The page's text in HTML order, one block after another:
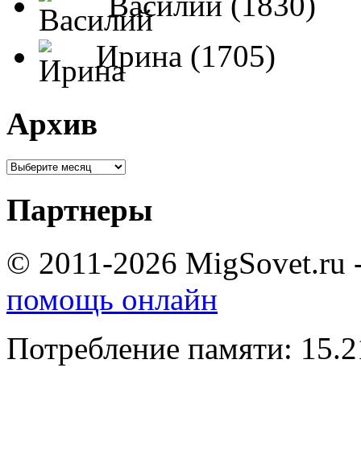
Ирина (1705)
Архив
Партнеры
© 2011-2026 MigSovet.ru
помощь онлайн
Потребление памяти: